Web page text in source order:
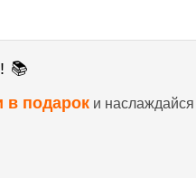
📚
в подарок и наслаждайся